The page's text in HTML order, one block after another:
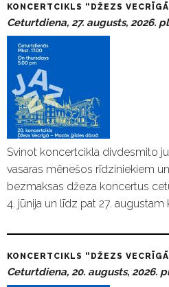
KONCERTCIKLS “DŽEZS
Ceturtdiena, 27. augusts, 2026.
Svinot koncertcikla divdesmito
vasaras mēnešos rīdziniekiem
bezmaksas džeza koncertus
4. jūnija un līdz pat 27. augustam
KONCERTCIKLS “DŽEZS
Ceturtdiena, 20. augusts, 2026.